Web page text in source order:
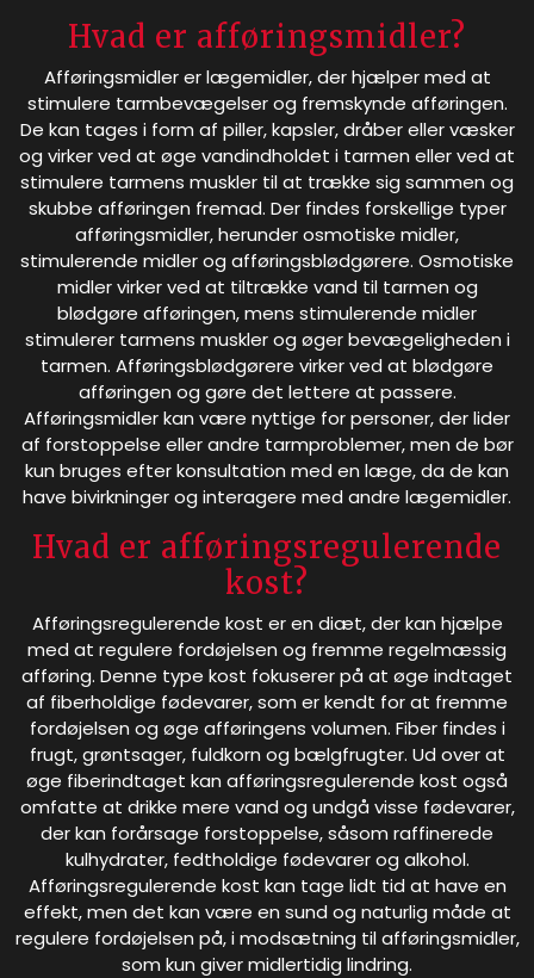
Hvad er afføringsmidler?
Afføringsmidler er lægemidler, der hjælper med at
stimulere tarmbevægelser og fremskynde afføringen.
De kan tages i form af piller, kapsler, dråber eller væsker
og virker ved at øge vandindholdet i tarmen eller ved at
stimulere tarmens muskler til at trække sig sammen og
skubbe afføringen fremad. Der findes forskellige typer
afføringsmidler, herunder osmotiske midler,
stimulerende midler og afføringsblødgørere. Osmotiske
midler virker ved at tiltrække vand til tarmen og
blødgøre afføringen, mens stimulerende midler
stimulerer tarmens muskler og øger bevægeligheden i
tarmen. Afføringsblødgørere virker ved at blødgøre
afføringen og gøre det lettere at passere.
Afføringsmidler kan være nyttige for personer, der lider
af forstoppelse eller andre tarmproblemer, men de bør
kun bruges efter konsultation med en læge, da de kan
have bivirkninger og interagere med andre lægemidler.
Hvad er afføringsregulerende
kost?
Afføringsregulerende kost er en diæt, der kan hjælpe
med at regulere fordøjelsen og fremme regelmæssig
afføring. Denne type kost fokuserer på at øge indtaget
af fiberholdige fødevarer, som er kendt for at fremme
fordøjelsen og øge afføringens volumen. Fiber findes i
frugt, grøntsager, fuldkorn og bælgfrugter. Ud over at
øge fiberindtaget kan afføringsregulerende kost også
omfatte at drikke mere vand og undgå visse fødevarer,
der kan forårsage forstoppelse, såsom raffinerede
kulhydrater, fedtholdige fødevarer og alkohol.
Afføringsregulerende kost kan tage lidt tid at have en
effekt, men det kan være en sund og naturlig måde at
regulere fordøjelsen på, i modsætning til afføringsmidler,
som kun giver midlertidig lindring.